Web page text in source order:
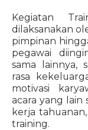
Kegiatan
dilaksanakan
pimpinan
pegawai
sama lainnya,
rasa
motivasi
acara yang lain
kerja
training.